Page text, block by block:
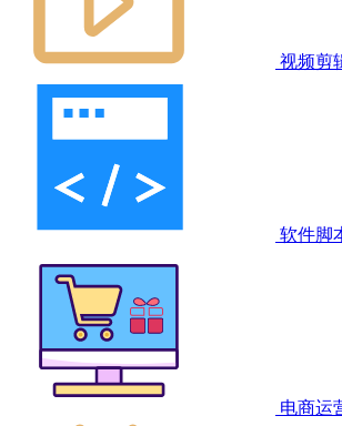
视频剪
软件脚
电商运